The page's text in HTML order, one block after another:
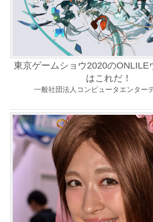
東京ゲームショウ2020のONLILE
はこれだ！
一般社団法人コンピュータエンター